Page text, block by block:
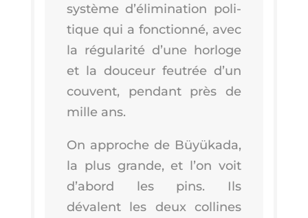
sys­tème d’é­li­mi­na­tion poli­
tique qui a fonc­tion­né, avec
la régu­la­ri­té d’une hor­loge
et la dou­ceur feu­trée d’un
couvent, pen­dant près de
mille ans.
On approche de Büyü­ka­da,
la plus grande, et l’on voit
d’a­bord les pins. Ils
dévalent les deux col­lines